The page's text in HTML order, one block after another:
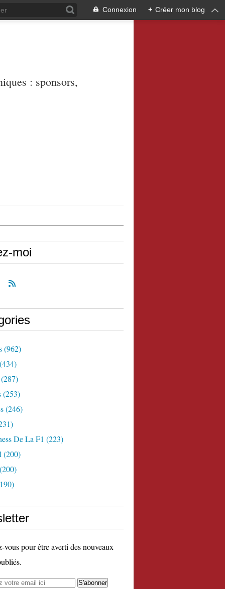
Connexion + Créer mon blog
: sponsors,
moi
(962)
(253)
(246)
De La F1 (223)
(200)
vous pour être averti des nouveaux